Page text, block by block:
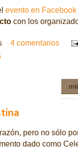
evento en Facebook
con los
4 comentarios
pero no sólo
dado como